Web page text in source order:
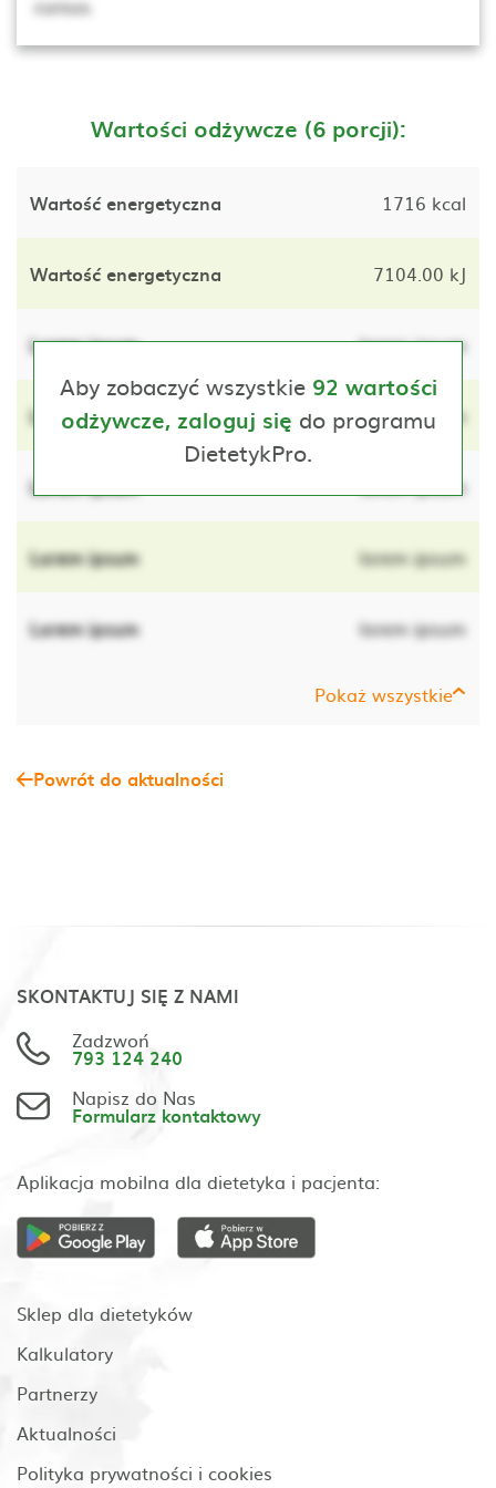
cursus.
Wartości odżywcze (6 porcji):
Wartość energetyczna 1716 kcal
Wartość energetyczna 7104.00 kJ
Lorem ipsum lorem ipsum
Lorem ipsum lorem ipsum
Lorem ipsum lorem ipsum
Lorem ipsum lorem ipsum
Lorem ipsum lorem ipsum
Pokaż wszystkie
Aby zobaczyć wszystkie 92 wartości
odżywcze, zaloguj się do programu
DietetykPro.
Powrót do aktualności
SKONTAKTUJ SIĘ Z NAMI
Zadzwoń
793 124 240
Napisz do Nas
Formularz kontaktowy
Aplikacja mobilna dla dietetyka i pacjenta:
Sklep dla dietetyków
Kalkulatory
Partnerzy
Aktualności
Polityka prywatności i cookies